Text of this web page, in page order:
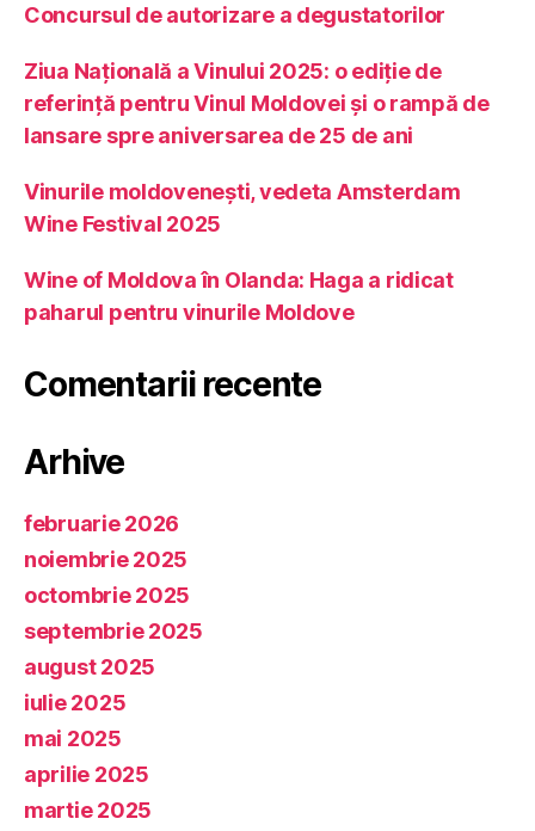
Concursul de autorizare a degustatorilor
Ziua Națională a Vinului 2025: o ediție de
referință pentru Vinul Moldovei și o rampă de
lansare spre aniversarea de 25 de ani
Vinurile moldovenești, vedeta Amsterdam
Wine Festival 2025
Wine of Moldova în Olanda: Haga a ridicat
paharul pentru vinurile Moldove
Comentarii recente
Arhive
februarie 2026
noiembrie 2025
octombrie 2025
septembrie 2025
august 2025
iulie 2025
mai 2025
aprilie 2025
martie 2025